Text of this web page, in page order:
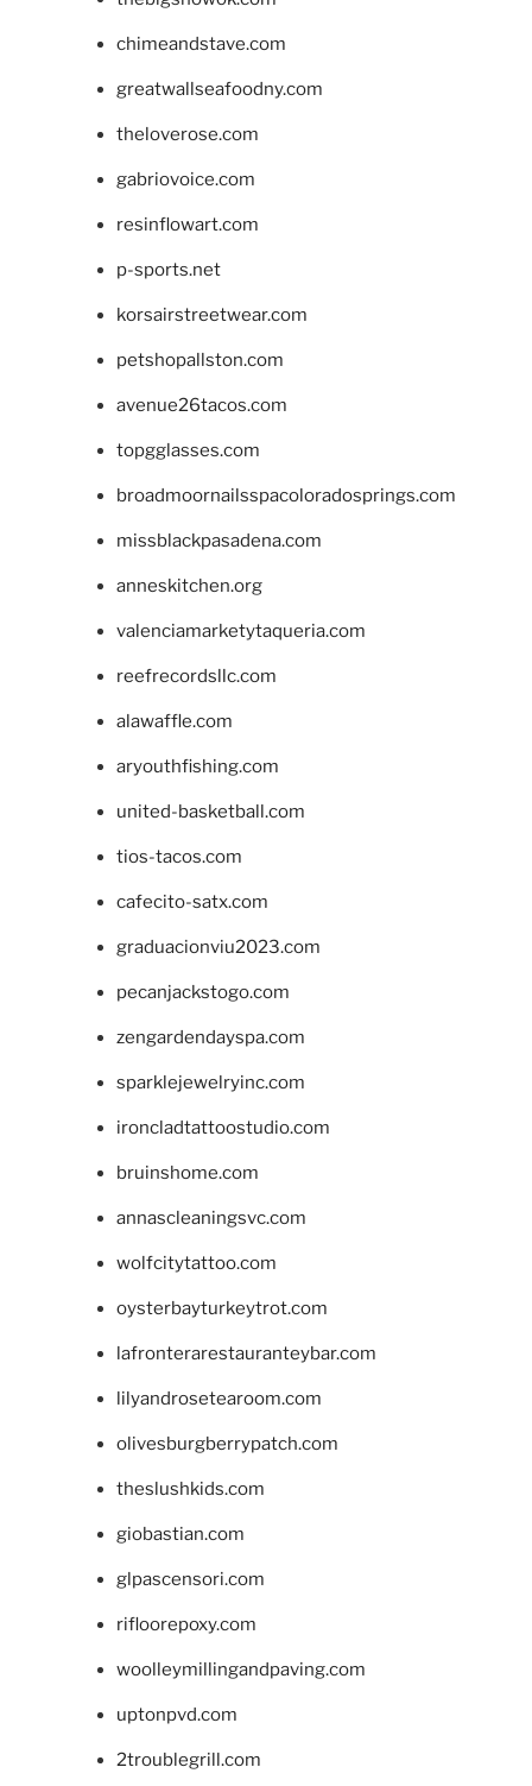
chimeandstave.com
greatwallseafoodny.com
theloverose.com
gabriovoice.com
resinflowart.com
p-sports.net
korsairstreetwear.com
petshopallston.com
avenue26tacos.com
topgglasses.com
broadmoornailsspacoloradosprings.com
missblackpasadena.com
anneskitchen.org
valenciamarketytaqueria.com
reefrecordsllc.com
alawaffle.com
aryouthfishing.com
united-basketball.com
tios-tacos.com
cafecito-satx.com
graduacionviu2023.com
pecanjackstogo.com
zengardendayspa.com
sparklejewelryinc.com
ironcladtattoostudio.com
bruinshome.com
annascleaningsvc.com
wolfcitytattoo.com
oysterbayturkeytrot.com
lafronterarestauranteybar.com
lilyandrosetearoom.com
olivesburgberrypatch.com
theslushkids.com
giobastian.com
glpascensori.com
rifloorepoxy.com
woolleymillingandpaving.com
uptonpvd.com
2troublegrill.com